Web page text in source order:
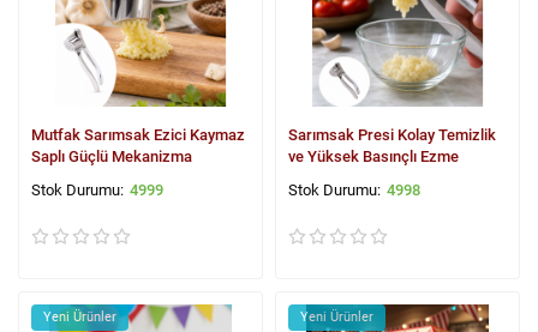
Mutfak Sarımsak Ezici Kaymaz
Saplı Güçlü Mekanizma
4999
Sarımsak Presi Kolay Temizlik
ve Yüksek Basınçlı Ezme
4998
Yeni Ürünler Yeni Ürünler